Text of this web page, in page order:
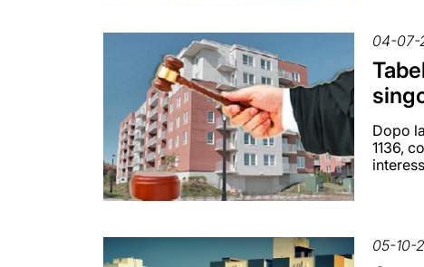
04-07-
Dopo
1136,
05-10-